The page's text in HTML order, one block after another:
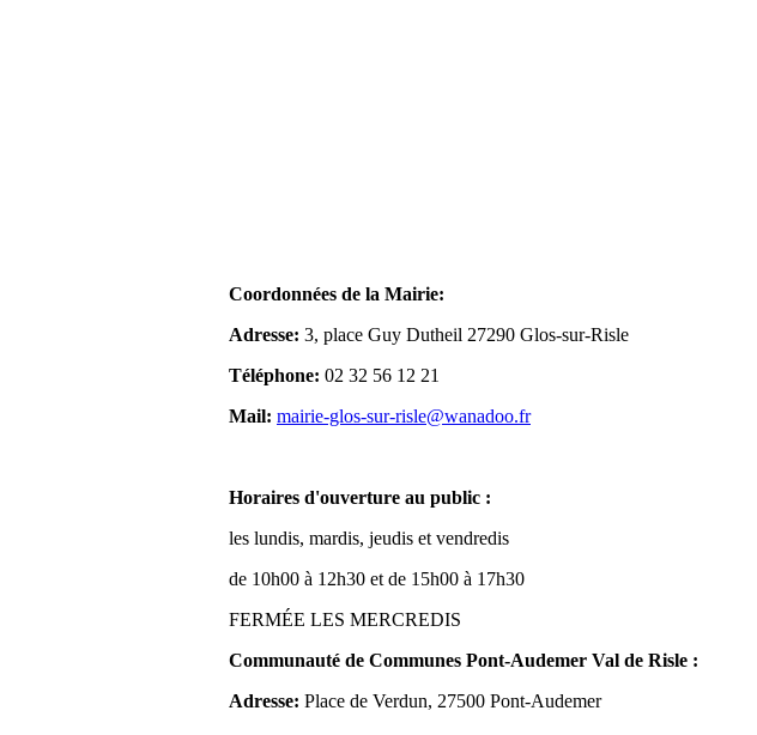
Coordonnées de la Mairie:
Adresse: 3, place Guy Dutheil 27290 Glos-sur-Risle
Téléphone: 02 32 56 12 21
Mail: mairie-glos-sur-risle@wanadoo.fr
Horaires d'ouverture au public :
les lundis, mardis, jeudis et vendredis
de 10h00 à 12h30 et de 15h00 à 17h30
FERMÉE LES MERCREDIS
Communauté de Communes Pont-Audemer Val de Risle :
Adresse: Place de Verdun, 27500 Pont-Audemer